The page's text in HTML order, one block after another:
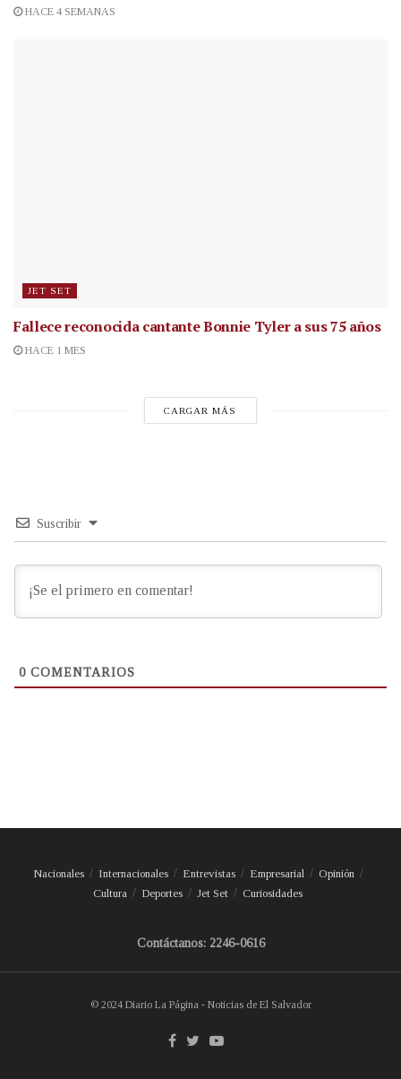
HACE 4 SEMANAS
JET SET
Fallece reconocida cantanteBonnie Tyler a sus 75 años
HACE 1 MES
CARGAR MÁS
Suscribir
0 COMENTARIOS
Nacionales Internacionales Entrevistas Empresarial
Opinión
Cultura
Deportes Jet Set Curiosidades
Contáctanos: 2246-0616
© 2024 Diario La Página - Noticias de El Salvador